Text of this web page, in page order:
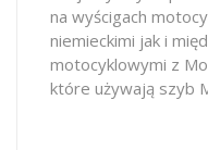
na wyścigach
niemieckimi jak i
motocyklowymi z
które używają szyb